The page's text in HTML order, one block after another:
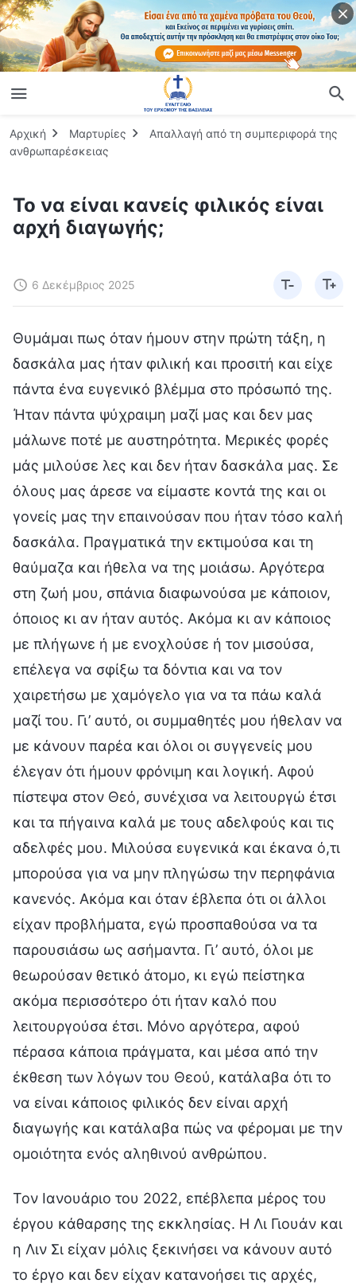
Αρχική Μαρτυρίες
Απαλλαγή από τη συμπεριφορά της
ανθρωπαρέσκειας
Το να είναι κανείς φιλικός είναι
αρχή διαγωγής;
6 Δεκέμβριος 2025
Θυμάμαι πως όταν ήμουν στην πρώτη τάξη, η
δασκάλα μας ήταν φιλική και προσιτή και είχε
πάντα ένα ευγενικό βλέμμα στο πρόσωπό της.
Ήταν πάντα ψύχραιμη μαζί μας και δεν μας
μάλωνε ποτέ με αυστηρότητα. Μερικές φορές
μάς μιλούσε λες και δεν ήταν δασκάλα μας. Σε
όλους μας άρεσε να είμαστε κοντά της και οι
γονείς μας την επαινούσαν που ήταν τόσο καλή
δασκάλα. Πραγματικά την εκτιμούσα και τη
θαύμαζα και ήθελα να της μοιάσω. Αργότερα
στη ζωή μου, σπάνια διαφωνούσα με κάποιον,
όποιος κι αν ήταν αυτός. Ακόμα κι αν κάποιος
με πλήγωνε ή με ενοχλούσε ή τον μισούσα,
επέλεγα να σφίξω τα δόντια και να τον
χαιρετήσω με χαμόγελο για να τα πάω καλά
μαζί του. Γι’ αυτό, οι συμμαθητές μου ήθελαν να
με κάνουν παρέα και όλοι οι συγγενείς μου
έλεγαν ότι ήμουν φρόνιμη και λογική. Αφού
πίστεψα στον Θεό, συνέχισα να λειτουργώ έτσι
και τα πήγαινα καλά με τους αδελφούς και τις
αδελφές μου. Μιλούσα ευγενικά και έκανα ό,τι
μπορούσα για να μην πληγώσω την περηφάνια
κανενός. Ακόμα και όταν έβλεπα ότι οι άλλοι
είχαν προβλήματα, εγώ προσπαθούσα να τα
παρουσιάσω ως ασήμαντα. Γι’ αυτό, όλοι με
θεωρούσαν θετικό άτομο, κι εγώ πείστηκα
ακόμα περισσότερο ότι ήταν καλό που
λειτουργούσα έτσι. Μόνο αργότερα, αφού
πέρασα κάποια πράγματα, και μέσα από την
έκθεση των λόγων του Θεού, κατάλαβα ότι το
να είναι κάποιος φιλικός δεν είναι αρχή
διαγωγής και κατάλαβα πώς να φέρομαι με την
ομοιότητα ενός αληθινού ανθρώπου.
Τον Ιανουάριο του 2022, επέβλεπα μέρος του
έργου κάθαρσης της εκκλησίας. Η Λι Γιουάν και
η Λιν Σι είχαν μόλις ξεκινήσει να κάνουν αυτό
το έργο και δεν είχαν κατανοήσει τις αρχές,